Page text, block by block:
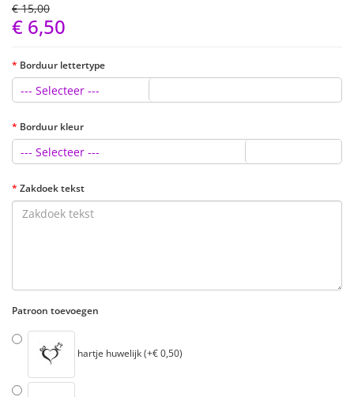
€ 15,00
€ 6,50
Borduur lettertype
--- Selecteer ---
Borduur kleur
--- Selecteer ---
Zakdoek tekst
Patroon toevoegen
hartje huwelijk (+€ 0,50)